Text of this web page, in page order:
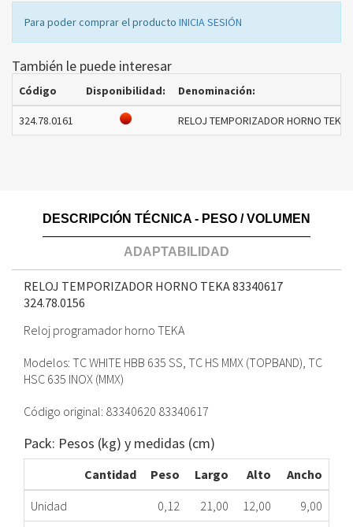
Para poder comprar el producto INICIA SESIÓN
También le puede interesar
Código Disponibilidad: Denominación:
324.78.0161 RELOJ TEMPORIZADOR HORNO
DESCRIPCIÓN TÉCNICA - PESO / VOLUMEN
ADAPTABILIDAD
RELOJ TEMPORIZADOR HORNO TEKA 83340617
324.78.0156
Reloj programador horno TEKA
Modelos: TC WHITE HBB 635 SS, TC HS MMX (TOPBAND), TC
HSC 635 INOX (MMX)
Código original: 83340620 83340617
Pack: Pesos (kg) y medidas (cm)
Cantidad Peso Largo Alto
Ancho
Unidad
0,12 21,00 12,00
9,00